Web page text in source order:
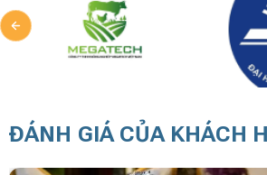
ĐÁNH GIÁ CỦA KHÁCH